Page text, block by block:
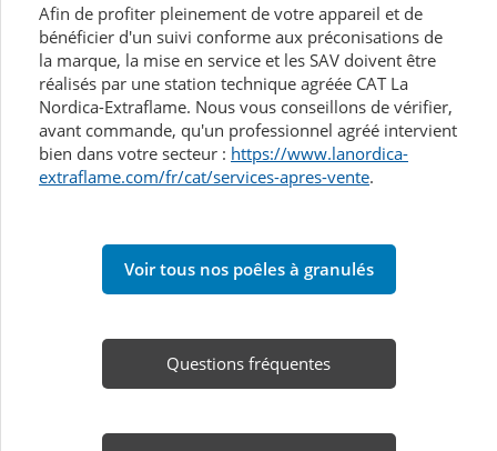
Afin de profiter pleinement de votre appareil et de
bénéficier d'un suivi conforme aux préconisations de
la marque, la mise en service et les SAV doivent être
réalisés par une station technique agréée CAT La
Nordica-Extraflame. Nous vous conseillons de vérifier,
avant commande, qu'un professionnel agréé intervient
bien dans votre secteur : https://www.lanordica-
extraflame.com/fr/cat/services-apres-vente.
Voir tous nos poêles à granulés
Questions fréquentes